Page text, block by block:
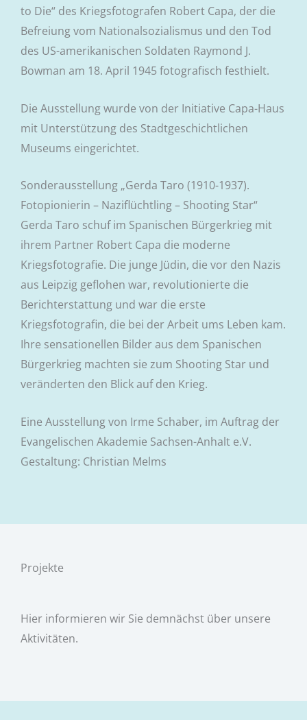
to Die“ des Kriegsfotografen Robert Capa, der die
Befreiung vom Nationalsozialismus und den Tod
des US-amerikanischen Soldaten Raymond J.
Bowman am 18. April 1945 fotografisch festhielt.
Die Ausstellung wurde von der Initiative Capa-Haus
mit Unterstützung des Stadtgeschichtlichen
Museums eingerichtet.
Sonderausstellung „Gerda Taro (1910-1937).
Fotopionierin – Naziflüchtling – Shooting Star“
Gerda Taro schuf im Spanischen Bürgerkrieg mit
ihrem Partner Robert Capa die moderne
Kriegsfotografie. Die junge Jüdin, die vor den Nazis
aus Leipzig geflohen war, revolutionierte die
Berichterstattung und war die erste
Kriegsfotografin, die bei der Arbeit ums Leben kam.
Ihre sensationellen Bilder aus dem Spanischen
Bürgerkrieg machten sie zum Shooting Star und
veränderten den Blick auf den Krieg.
Eine Ausstellung von Irme Schaber, im Auftrag der
Evangelischen Akademie Sachsen-Anhalt e.V.
Gestaltung: Christian Melms
Projekte
Hier informieren wir Sie demnächst über unsere
Aktivitäten.